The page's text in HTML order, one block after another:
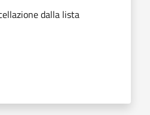
dalla lista